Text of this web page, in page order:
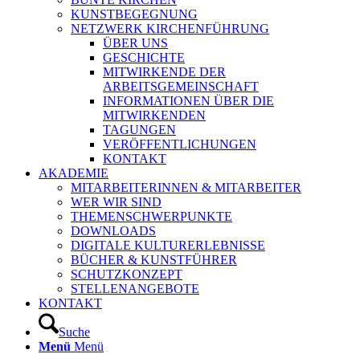
KUNSTBEGEGNUNG
NETZWERK KIRCHENFÜHRUNG
ÜBER UNS
GESCHICHTE
MITWIRKENDE DER
ARBEITSGEMEINSCHAFT
INFORMATIONEN ÜBER DIE
MITWIRKENDEN
TAGUNGEN
VERÖFFENTLICHUNGEN
KONTAKT
AKADEMIE
MITARBEITERINNEN & MITARBEITER
WER WIR SIND
THEMENSCHWERPUNKTE
DOWNLOADS
DIGITALE KULTURERLEBNISSE
BÜCHER & KUNSTFÜHRER
SCHUTZKONZEPT
STELLENANGEBOTE
KONTAKT
Suche
Menü Menü